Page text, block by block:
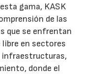
gama, KASK
de las
que se enfrentan
libre en sectores
infraestructuras,
donde el